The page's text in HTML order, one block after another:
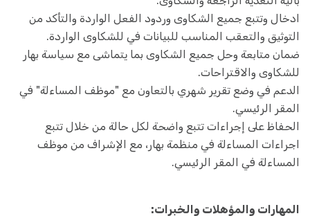
ادخال وتتبع جميع الشكاوى وردود الفعل الواردة والتأكد من
التوثيق والتعقب المناسب للبيانات في للشكاوى الواردة.
ضمان متابعة وحل جميع الشكاوى بما يتماشى مع سياسة بهار
للشكاوى والاقتراحات.
الدعم في وضع تقرير شهري بالتعاون مع "موظف المساءلة" في
المقر الرئيسي.
الحفاظ على إجراءات تتبع واضحة لكل حالة من خلال تتبع
اجراءات المساءلة في منظمة بهار، مع الإشراف من موظف
المساءلة في المقر الرئيسي.
المهارات والمؤهلات والخبرات: